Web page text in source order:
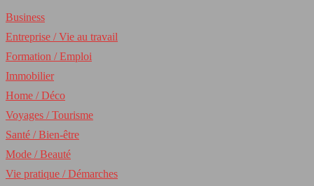
Business
Entreprise / Vie au travail
Formation / Emploi
Immobilier
Home / Déco
Voyages / Tourisme
Santé / Bien-être
Mode / Beauté
Vie pratique / Démarches